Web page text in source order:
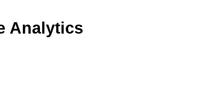
Analytics